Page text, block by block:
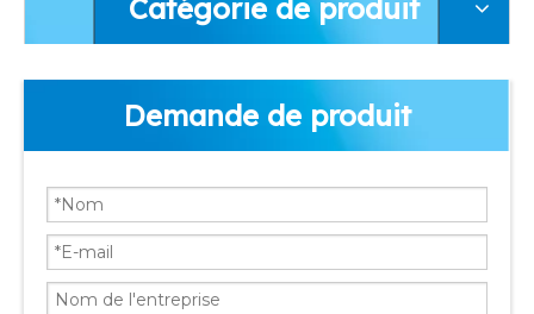
Catégorie de produit
Demande de produit